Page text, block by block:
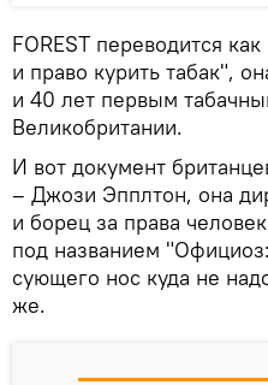
FOREST переводится
и право курить табак",
и 40 лет первым
Великобритании.
И вот документ
– Джози Эпплтон, она
и борец за права
под названием
сующего нос куда не
же.